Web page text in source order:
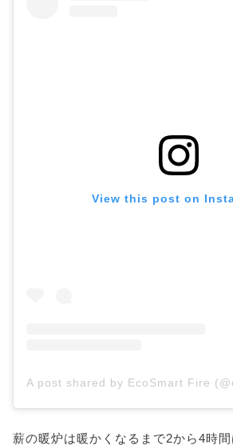
View this post on
A post shared by EcoSmart Fire
薪の暖炉は暖かくなるまで2から4時